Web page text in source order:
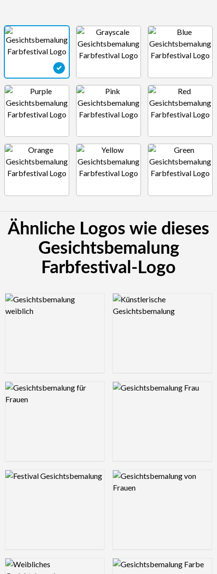
Ähnliche Logos wie dieses
Gesichtsbemalung
Farbfestival-Logo
Logo Preview Image Logo Preview Image
Logo Preview Image Logo Preview Image
Logo Preview Image Logo Preview Image
Logo Preview Image Logo Preview Image